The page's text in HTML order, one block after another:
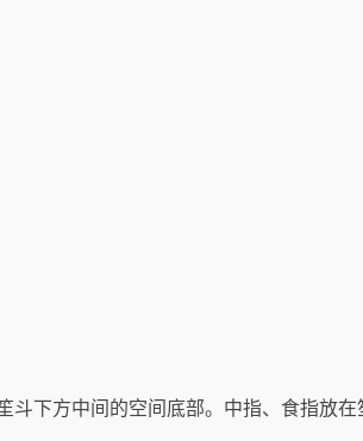
斗下方中间的空间底部。中指、食指放在